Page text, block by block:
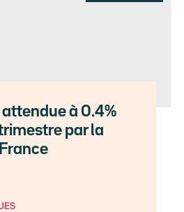
à 0.4%
par la